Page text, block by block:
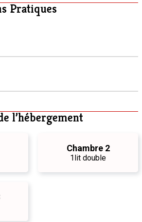
Pratiques
l’hébergement
Chambre 2
1lit double